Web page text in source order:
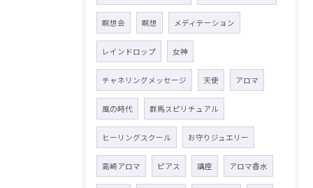
瞑想会 瞑想 メディテーション
レインドロップ 女神
チャネリングメッセージ 天使 アロマ
風の時代 群馬スピリチュアル
ヒーリングスクール お守りジュエリー
高崎アロマ ピアス 講座 アロマ香水